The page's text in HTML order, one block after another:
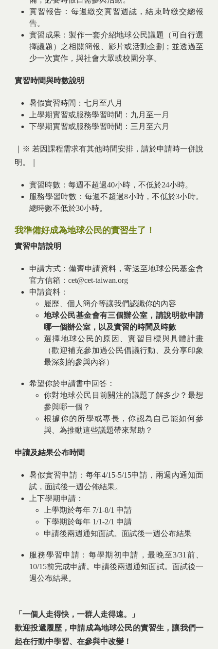
實習報告：每週繳交實習週誌，結束時繳交總報
告。
實習成果：製作一套介紹地球公民議題（可自行選
擇議題）之相關簡報、影片或活動企劃；並透過至
少一次實作，與社會大眾或校園分享。
實習時間與時數說明
暑假實習時間：七月至八月
上學期實習或服務學習時間：九月至一月
下學期實習或服務學習時間：三月至六月
｜※ 若因課程需求有其他時間安排，請於申請時一併說
明。｜
實習時數：每週不超過40小時，不低於24小時。
服務學習時數：每週不超過8小時，不低於3小時。
總時數不低於30小時。
我準備好成為地球公民的實習生了！
實習申請說明
申請方式：備齊申請資料，寄送至地球公民基金會
官方信箱：cet@cet-taiwan.org
申請資料：
履歷、個人簡介等讓我們認識你的內容
地球公民基金會有三個辦公室，請說明欲申請
哪一個辦公室，以及實習的時間及時數
選擇地球公民的原因、實習目標與具體計畫
（歡迎補充參加過公民倡議行動、及分享印象
最深刻的參與內容）
希望你於申請書中回答：
你對地球公民目前關注的議題了解多少？最想
參與哪一個？
根據你的所學或專長，你認為自己能如何參
與、為推動這些議題帶來幫助？
申請及結果公布時間
暑假實習申請：每年4/15-5/15申請，兩週內通知面
試，面試後一週公佈結果。
上下學期申請：
上學期於每年 7/1-8/1 申請
下學期於每年 1/1-2/1 申請
申請後兩週通知面試。面試後一週公布結果
服務學習申請：每學期初申請，最晚至3/31前、
10/15前完成申請。申請後兩週通知面試。面試後一
週公布結果。
「一個人走得快，一群人走得遠。」
歡迎投遞履歷，申請成為地球公民的實習生，讓我們一
起在行動中學習、在參與中改變！